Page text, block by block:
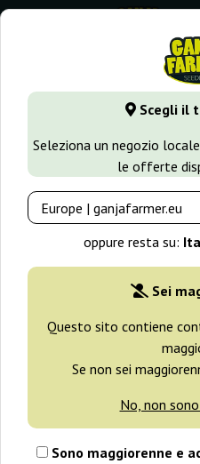
Scegli il
Seleziona un negozio
le offerte
oppure resta su:
Sei
Questo sito contiene
Se non sei
No, non
Sono maggiorenne e
GanjaFarmer.it Varietà di
-25%
+ omaggi